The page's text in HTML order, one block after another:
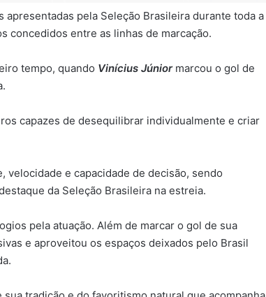
pela Seleção Brasileira durante toda a
concedidos entre as linhas de marcação.
tempo, quando Vinícius Júniormarcou o gol de
capazes de desequilibrar individualmente e criar
e capacidade de decisão, sendo
da Seleção Brasileira na estreia.
pela atuação. Além de marcar o gol de sua
e aproveitou os espaços deixados pelo Brasil